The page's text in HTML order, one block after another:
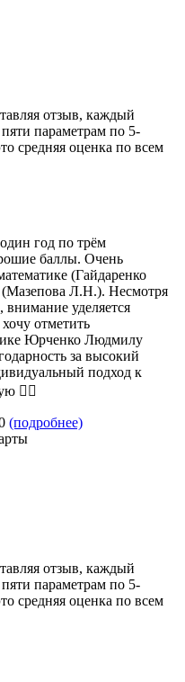
отзыв, каждый
параметрам по 5-
средняя оценка по всем
год по трём
баллы. Очень
(Гайдаренко
Л.Н.). Несмотря
, внимание уделяется
отметить
Юрченко Людмилу
за высокий
подход к
👍🏻
(подробнее)
отзыв, каждый
параметрам по 5-
средняя оценка по всем